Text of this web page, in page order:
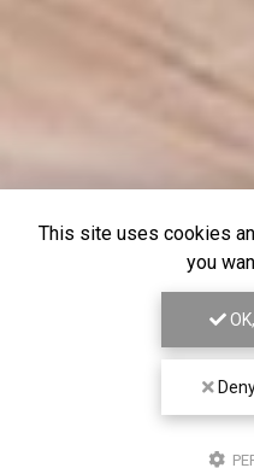
This site uses cookies
you